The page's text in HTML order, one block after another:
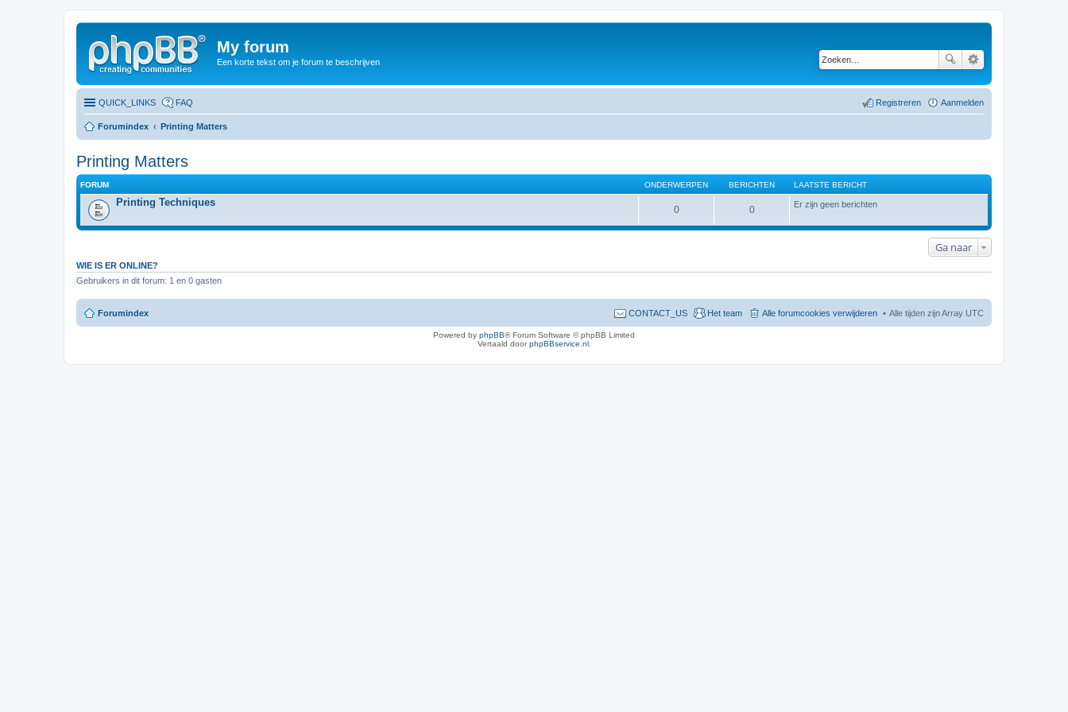
My forum
Een korte tekst om je forum te beschrijven
QUICK_LINKS FAQ Aanmelden
Registreren
Forumindex Printing Matters
Printing Matters
FORUM ONDERWERPEN BERICHTEN LAATSTE BERICHT
Printing Techniques
0 0 Er zijn geen berichten
Ga naar
WIE IS ER ONLINE?
Gebruikers in dit forum: 1 en 0 gasten
Forumindex Alle tijden zijn Array UTC
Alle forumcookies verwijderen
Het team
CONTACT_US
Powered by phpBB® Forum Software © phpBB Limited
Vertaald doorphpBBservice.nl.